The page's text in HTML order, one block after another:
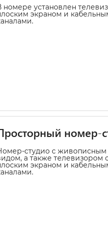
номере установлен
экраном и
номер-
студио с живописным
а также телевизором
экраном и